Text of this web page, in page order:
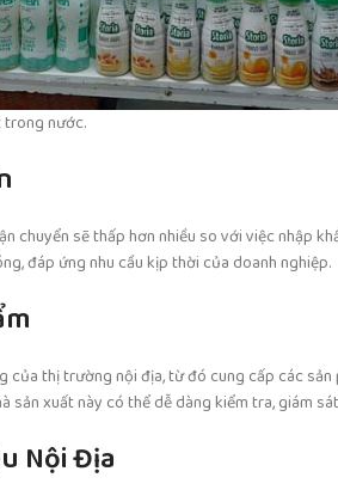
trong nước.
chuyển sẽ thấp hơn nhiều so với việc nhập
đáp ứng nhu cầu kịp thời của doanh nghiệp.
thị trường nội địa, từ đó cung cấp các
sản xuất này có thể dễ dàng kiểm tra, giám
Nội Địa